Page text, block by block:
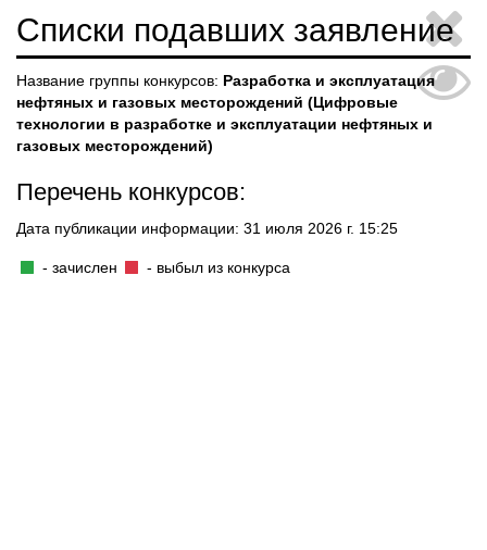
Списки подавших заявление
Название группы конкурсов: Разработка и эксплуатация
нефтяных и газовых месторождений (Цифровые
технологии в разработке и эксплуатации нефтяных и
газовых месторождений)
Перечень конкурсов:
Дата публикации информации: 31 июля 2026 г. 15:25
- зачислен - выбыл из конкурса